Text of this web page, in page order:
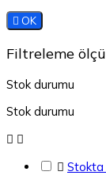
 OK
Filtreleme
Stok durumu
Stok durumu
 
 Stokta